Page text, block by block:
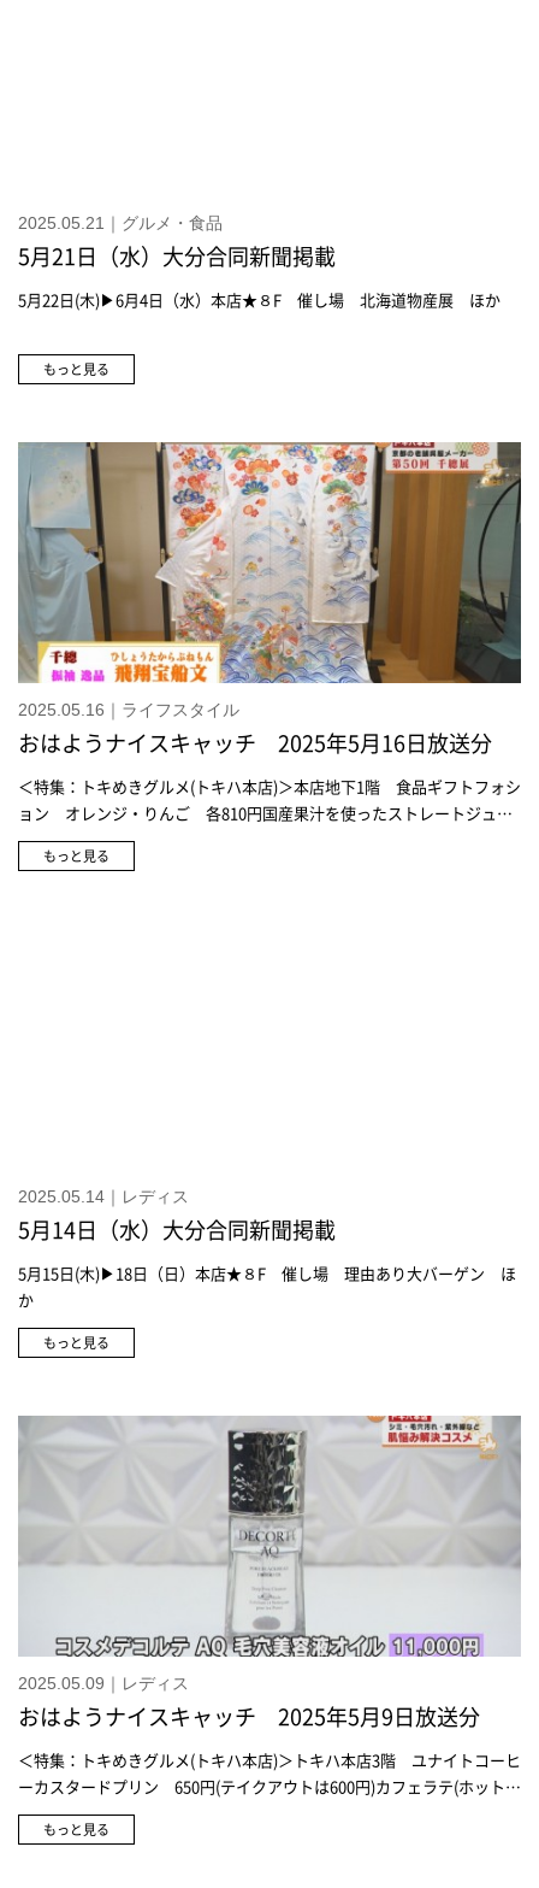
2025.05.21｜グルメ・食品
5月21日（水）大分合同新聞掲載
5月22日(木)▶6月4日（水）本店★８F 催し場 北海道物産展 ほか
もっと見る
2025.05.16｜ライフスタイル
おはようナイスキャッチ 2025年5月16日放送分
＜特集：トキめきグルメ(トキハ本店)＞本店地下1階 食品ギフトフォシ
ョン オレンジ・りんご 各810円国産果汁を使ったストレートジュー
ス氷を入れると薄まるので 冷蔵庫で冷やして飲むのがオススメ＜特
集：第50回 千總(ちそう)展＞本店7階 呉服特設会場今月19日(月)まで
もっと見る
2025.05.14｜レディス
5月14日（水）大分合同新聞掲載
5月15日(木)▶18日（日）本店★８F 催し場 理由あり大バーゲン ほ
か
もっと見る
2025.05.09｜レディス
おはようナイスキャッチ 2025年5月9日放送分
＜特集：トキめきグルメ(トキハ本店)＞トキハ本店3階 ユナイトコーヒ
ーカスタードプリン 650円(テイクアウトは600円)カフェラテ(ホット/
アイス) 600円＜特集：肌悩み解決コスメ-シミ・毛穴汚れ・紫外線な
ど-(トキハ本店)＞コスメデコルテ AQ 毛穴美容液オイル 11,000円ロク
もっと見る